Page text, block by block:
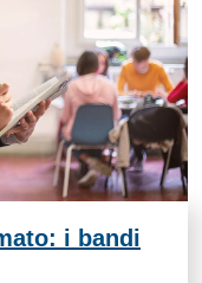
i bandi